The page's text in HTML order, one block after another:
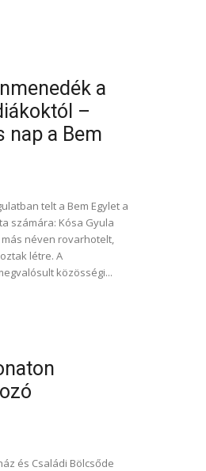
a
–
nap a Bem
telt a Bem Egylet a
számára: Kósa Gyula
néven rovarhotelt,
létre. A
közösségi...
és Családi Bölcsőde